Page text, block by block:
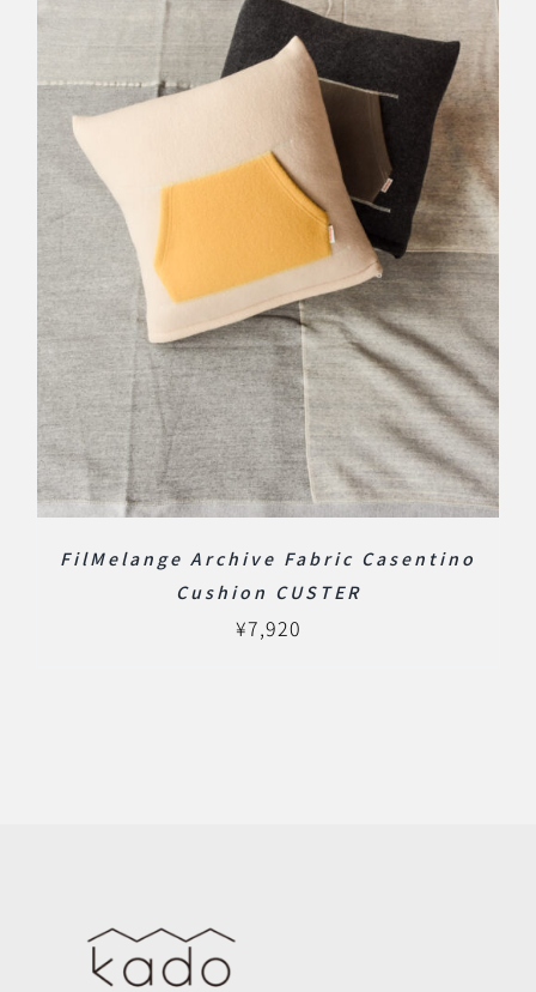
FilMelange Archive Fabric Casentino
Cushion CUSTER
¥7,920